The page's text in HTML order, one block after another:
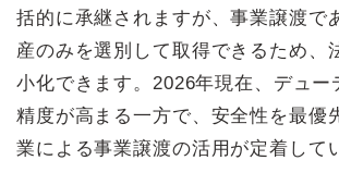
括的に承継されますが、事業譲渡で
産のみを選別して取得できるため、
小化できます。2026年現在、デュー
精度が高まる一方で、安全性を最優
業による事業譲渡の活用が定着して